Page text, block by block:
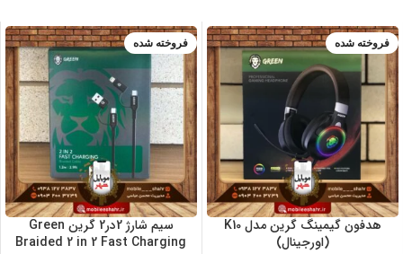
فروخته شده
هدفون گیمینگ گرین مدل K10
(اورجینال)
فروخته شده
سیم شارژ 2در2 گرین Green
Braided 2 in 2 Fast Charging